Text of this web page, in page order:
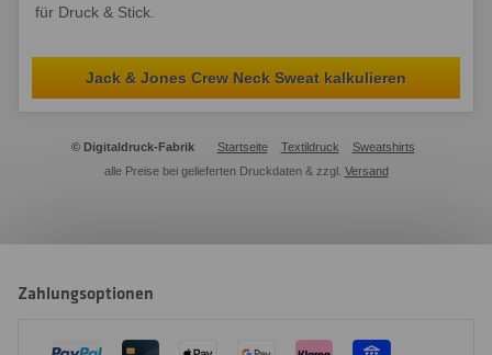
für Druck & Stick.
Jack & Jones Crew Neck Sweat kalkulieren
© Digitaldruck-Fabrik Startseite Textildruck
Sweatshirts
alle Preise bei gelieferten Druckdaten & zzgl. Versand
Zahlungsoptionen